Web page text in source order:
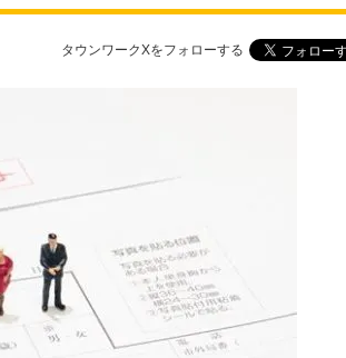
タウンワークXをフォローする